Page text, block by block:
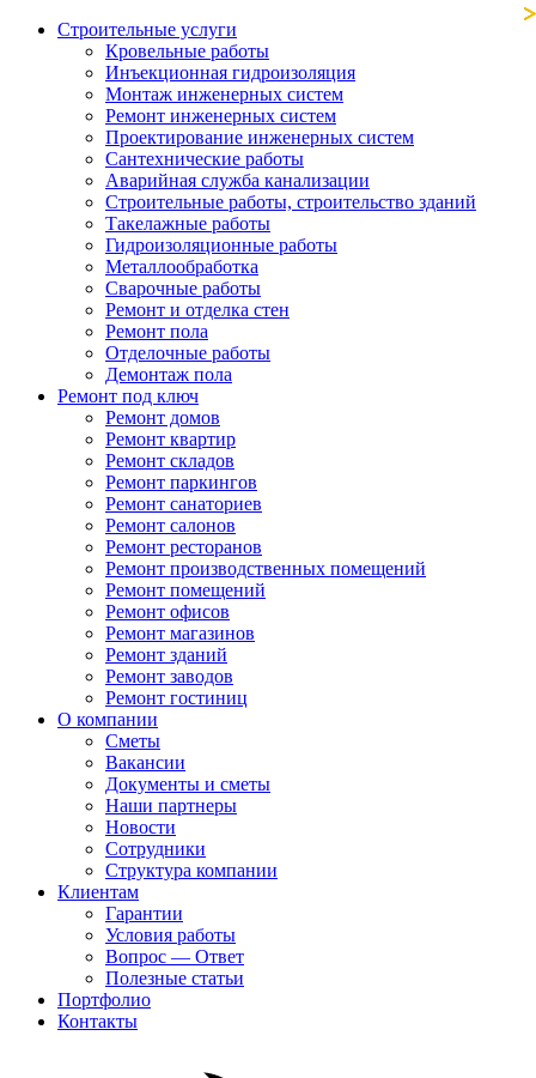
Строительные услуги
Кровельные работы
Инъекционная гидроизоляция
Монтаж инженерных систем
Ремонт инженерных систем
Проектирование инженерных систем
Сантехнические работы
Аварийная служба канализации
Строительные работы, строительство зданий
Такелажные работы
Гидроизоляционные работы
Металлообработка
Сварочные работы
Ремонт и отделка стен
Ремонт пола
Отделочные работы
Демонтаж пола
Ремонт под ключ
Ремонт домов
Ремонт квартир
Ремонт складов
Ремонт паркингов
Ремонт санаториев
Ремонт салонов
Ремонт ресторанов
Ремонт производственных помещений
Ремонт помещений
Ремонт офисов
Ремонт магазинов
Ремонт зданий
Ремонт заводов
Ремонт гостиниц
О компании
Сметы
Вакансии
Документы и сметы
Наши партнеры
Новости
Сотрудники
Структура компании
Клиентам
Гарантии
Условия работы
Вопрос — Ответ
Полезные статьи
Портфолио
Контакты